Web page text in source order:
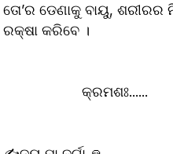
ତୋ’ର ଡେଣାକୁ ବାୟୁ,
ରକ୍ଷା କରିବେ ।
କ୍ରମଶଃ......